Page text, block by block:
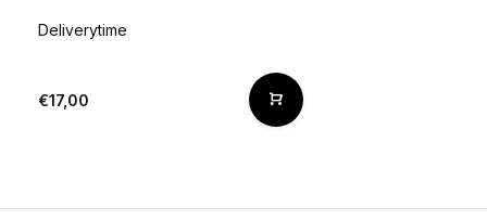
Deliverytime
€17,00